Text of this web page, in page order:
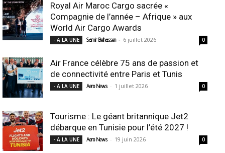
Royal Air Maroc Cargo sacrée «
Compagnie de l’année – Afrique » aux
World Air Cargo Awards
- A LA UNE Samir Belhassen - 6 juillet 2026 0
Air France célèbre 75 ans de passion et
de connectivité entre Paris et Tunis
- A LA UNE Aero News - 1 juillet 2026 0
Tourisme : Le géant britannique Jet2
débarque en Tunisie pour l’été 2027 !
- A LA UNE Aero News - 19 juin 2026 0